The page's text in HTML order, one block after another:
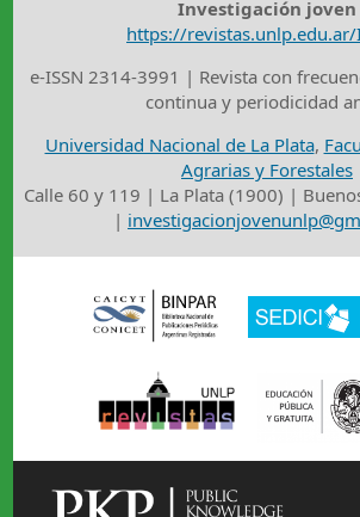
Investigación joven
https://revistas.unlp.edu.ar/
e-ISSN 2314-3991 | Revista con
continua y periodicidad
Universidad Nacional de La Plata,
Agrarias y Forestales
Calle 60 y 119 | La Plata (1900) |
|